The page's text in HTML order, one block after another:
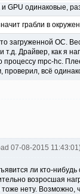
GPU одинаковые,
грабли в
загруженной ОС.
т.д. Драйвер, как я
mpc-hc.
проверил, всё
07-08-2015
ли кто-
возросшая
нету. Возможно,